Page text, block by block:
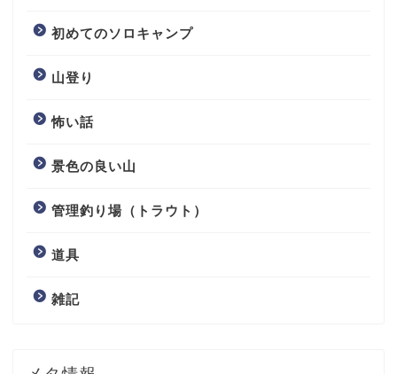
初めてのソロキャンプ
山登り
怖い話
景色の良い山
管理釣り場（トラウト）
道具
雑記